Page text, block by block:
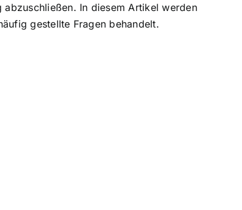
abzuschließen. In diesem Artikel werden
gestellte Fragen behandelt.